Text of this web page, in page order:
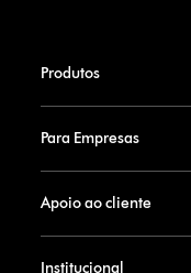
Produtos
Para Empresas
Apoio ao cliente
Institucional